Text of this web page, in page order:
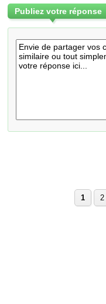
Publiez votre réponse
1 2